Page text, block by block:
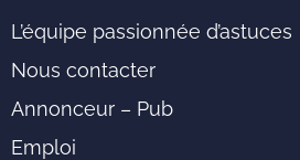
L’équipe passionnée d’astuces
Nous contacter
Annonceur – Pub
Emploi